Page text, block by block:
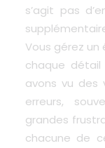
s’agit pas
Vous gérez
chaque
avons vu des
erreurs,
grandes
chacune de